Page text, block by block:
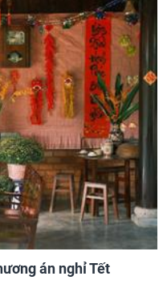
án nghỉ Tết